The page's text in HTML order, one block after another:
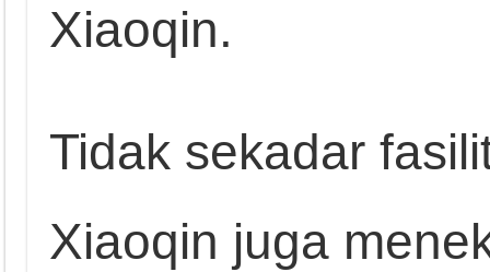
Xiaoqin.
Tidak sekadar
Xiaoqin juga